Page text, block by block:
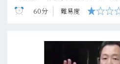
60分 難易度